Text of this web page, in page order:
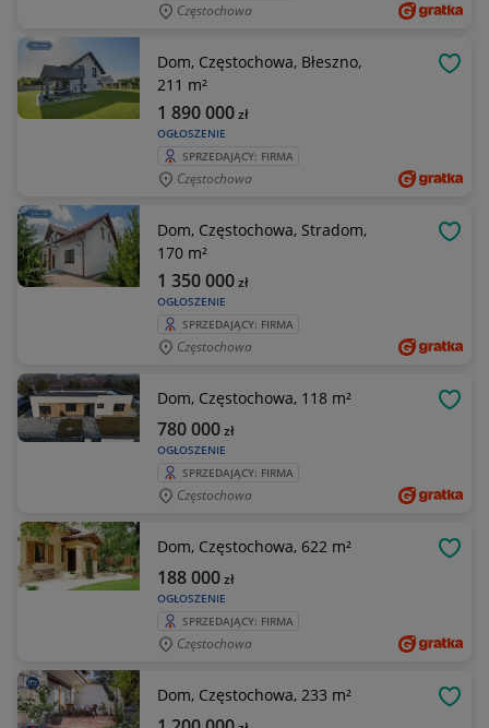
Częstochowa
Dom, Częstochowa, Błeszno,
211 m²
OGŁOSZENIE
1 890 000zł
SPRZEDAJĄCY: FIRMA
Częstochowa
Dom, Częstochowa, Stradom,
170 m²
OGŁOSZENIE
1 350 000zł
SPRZEDAJĄCY: FIRMA
Częstochowa
Dom, Częstochowa, 118 m²
OGŁOSZENIE
780 000zł
SPRZEDAJĄCY: FIRMA
Częstochowa
Dom, Częstochowa, 622 m²
OGŁOSZENIE
188 000zł
SPRZEDAJĄCY: FIRMA
Częstochowa
Dom, Częstochowa, 233 m²